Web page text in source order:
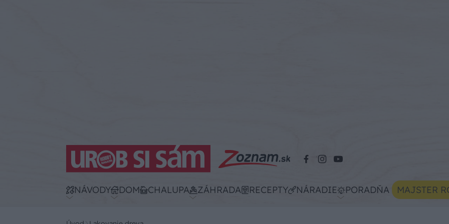
NÁVODY DOM CHALUPA ZÁHRADA RECEPTY NÁRADIE PORADŇA MAJSTER